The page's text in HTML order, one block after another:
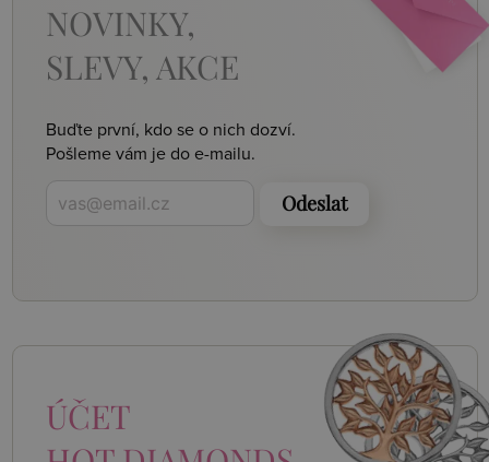
NOVINKY,
SLEVY, AKCE
Buďte první, kdo se o nich dozví.
Pošleme vám je do e-mailu.
Odeslat
ÚČET